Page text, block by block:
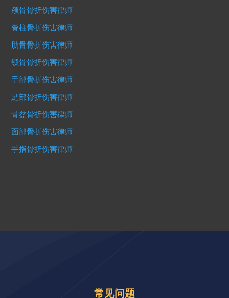
颅骨骨折伤害律师
脊柱骨折伤害律师
肋骨骨折伤害律师
锁骨骨折伤害律师
手部骨折伤害律师
足部骨折伤害律师
骨盆骨折伤害律师
面部骨折伤害律师
手指骨折伤害律师
常见问题